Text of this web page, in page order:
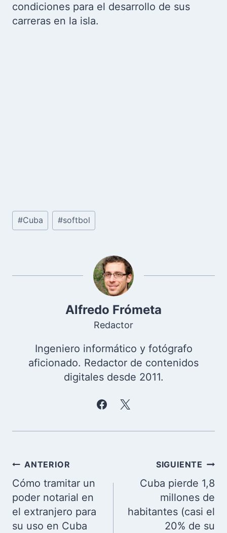
condiciones para el desarrollo de sus
carreras en la isla.
Etiquetas
de
#Cuba #softbol
Alfredo Frómeta
Redactor
Ingeniero informático y fotógrafo
aficionado. Redactor de contenidos
digitales desde 2011.
Navegación
de
entradas
ANTERIOR
Cómo tramitar un
poder notarial en
el extranjero para
su uso en Cuba
SIGUIENTE
Cuba pierde 1,8
millones de
habitantes (casi el
20% de su